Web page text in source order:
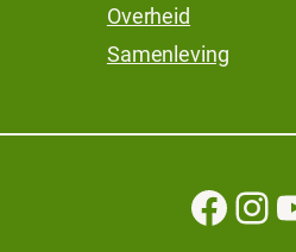
Overheid
Samenleving
Facebook Instagram YouTube